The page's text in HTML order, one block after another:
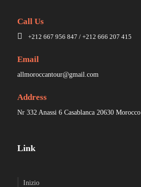
Call Us
+212 667 956 847 / +212 666 207 415
Email
allmoroccantour@gmail.com
Address
Nr 332 Anassi 6 Casablanca 20630 Morocco
Link
Inizio